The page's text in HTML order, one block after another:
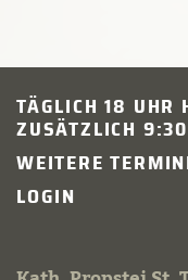
TÄGLICH 18 UHR
ZUSÄTZLICH
WEITERE
LOGIN